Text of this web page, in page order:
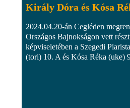
Király Dóra és Kósa
2024.04.20-án Cegléden
Országos Bajnokságon vett
képviseletében a Szegedi
(tori) 10. A és Kósa Réka (uke)